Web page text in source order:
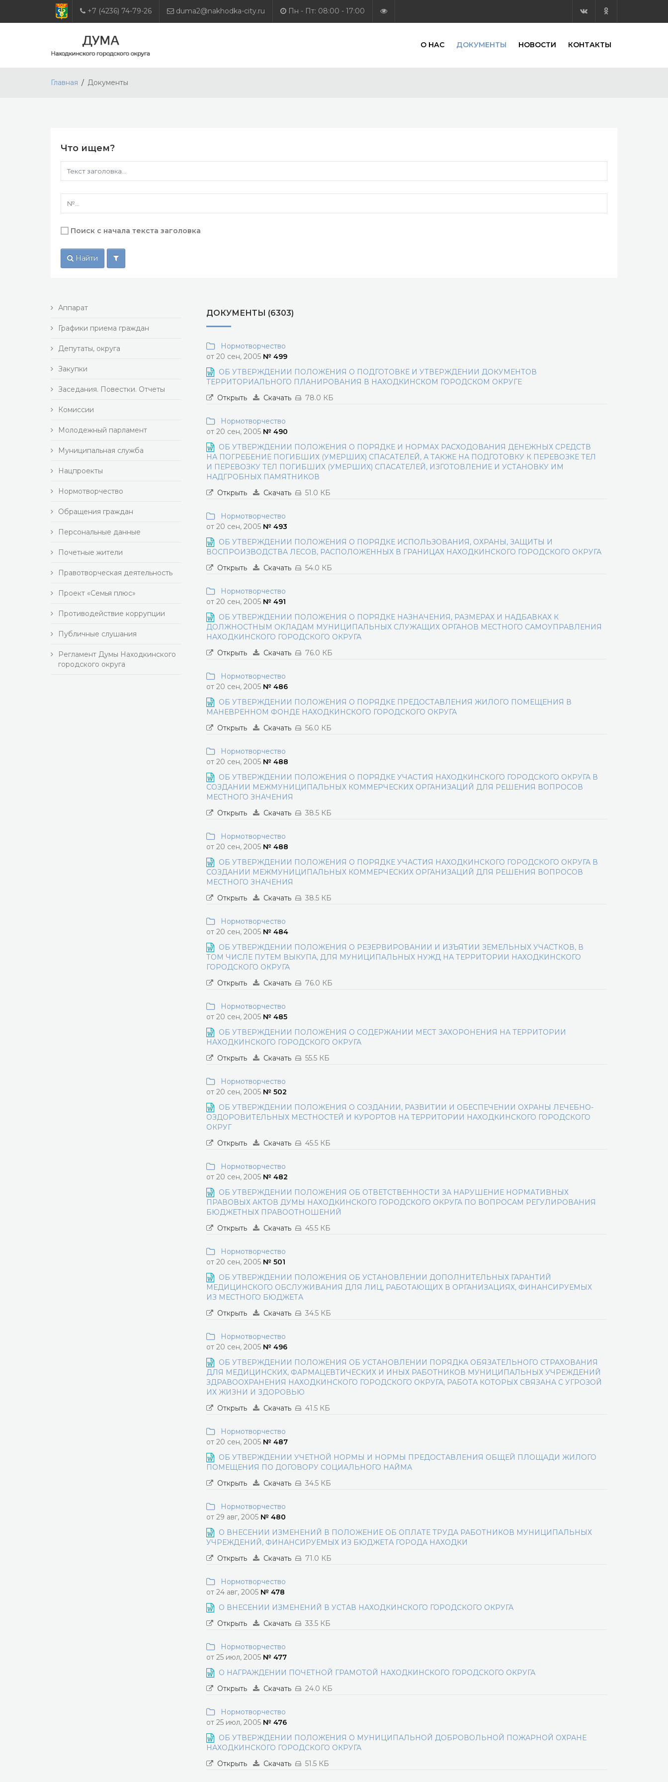
+7 (4236) 74-79-26 duma2@nakhodka-city.ru Пн - Пт: 08:00 - 17:00
О НАС ДОКУМЕНТЫ НОВОСТИ КОНТАКТЫ
Главная Документы
Что ищем?
Поиск с начала текста заголовка
Найти
Аппарат
Графики приема граждан
Депутаты, округа
Закупки
Заседания. Повестки. Отчеты
Комиссии
Молодежный парламент
Муниципальная служба
Нацпроекты
Нормотворчество
Обращения граждан
Персональные данные
Почетные жители
Правотворческая деятельность
Проект «Семья плюс»
Противодействие коррупции
Публичные слушания
Регламент Думы Находкинского
городского округа
ДОКУМЕНТЫ (6303)
Нормотворчество
от 20 сен, 2005 № 499
ОБ УТВЕРЖДЕНИИ ПОЛОЖЕНИЯ О ПОДГОТОВКЕ И УТВЕРЖДЕНИИ ДОКУМЕНТОВ
ТЕРРИТОРИАЛЬНОГО ПЛАНИРОВАНИЯ В НАХОДКИНСКОМ ГОРОДСКОМ ОКРУГЕ
Открыть
Скачать 78.0 КБ
Нормотворчество
от 20 сен, 2005 № 490
ОБ УТВЕРЖДЕНИИ ПОЛОЖЕНИЯ О ПОРЯДКЕ И НОРМАХ РАСХОДОВАНИЯ ДЕНЕЖНЫХ СРЕДСТВ
НА ПОГРЕБЕНИЕ ПОГИБШИХ (УМЕРШИХ) СПАСАТЕЛЕЙ, А ТАКЖЕ НА ПОДГОТОВКУ К ПЕРЕВОЗКЕ ТЕЛ
И ПЕРЕВОЗКУ ТЕЛ ПОГИБШИХ (УМЕРШИХ) СПАСАТЕЛЕЙ, ИЗГОТОВЛЕНИЕ И УСТАНОВКУ ИМ
НАДГРОБНЫХ ПАМЯТНИКОВ
Открыть
Скачать 51.0 КБ
Нормотворчество
от 20 сен, 2005 № 493
ОБ УТВЕРЖДЕНИИ ПОЛОЖЕНИЯ О ПОРЯДКЕ ИСПОЛЬЗОВАНИЯ, ОХРАНЫ, ЗАЩИТЫ И
ВОСПРОИЗВОДСТВА ЛЕСОВ, РАСПОЛОЖЕННЫХ В ГРАНИЦАХ НАХОДКИНСКОГО ГОРОДСКОГО ОКРУГА
Открыть
Скачать 54.0 КБ
Нормотворчество
от 20 сен, 2005 № 491
ОБ УТВЕРЖДЕНИИ ПОЛОЖЕНИЯ О ПОРЯДКЕ НАЗНАЧЕНИЯ, РАЗМЕРАХ И НАДБАВКАХ К
ДОЛЖНОСТНЫМ ОКЛАДАМ МУНИЦИПАЛЬНЫХ СЛУЖАЩИХ ОРГАНОВ МЕСТНОГО САМОУПРАВЛЕНИЯ
НАХОДКИНСКОГО ГОРОДСКОГО ОКРУГА
Открыть
Скачать 76.0 КБ
Нормотворчество
от 20 сен, 2005 № 486
ОБ УТВЕРЖДЕНИИ ПОЛОЖЕНИЯ О ПОРЯДКЕ ПРЕДОСТАВЛЕНИЯ ЖИЛОГО ПОМЕЩЕНИЯ В
МАНЕВРЕННОМ ФОНДЕ НАХОДКИНСКОГО ГОРОДСКОГО ОКРУГА
Открыть
Скачать 56.0 КБ
Нормотворчество
от 20 сен, 2005 № 488
ОБ УТВЕРЖДЕНИИ ПОЛОЖЕНИЯ О ПОРЯДКЕ УЧАСТИЯ НАХОДКИНСКОГО ГОРОДСКОГО ОКРУГА В
СОЗДАНИИ МЕЖМУНИЦИПАЛЬНЫХ КОММЕРЧЕСКИХ ОРГАНИЗАЦИЙ ДЛЯ РЕШЕНИЯ ВОПРОСОВ
МЕСТНОГО ЗНАЧЕНИЯ
Открыть
Скачать 38.5 КБ
Нормотворчество
от 20 сен, 2005 № 488
ОБ УТВЕРЖДЕНИИ ПОЛОЖЕНИЯ О ПОРЯДКЕ УЧАСТИЯ НАХОДКИНСКОГО ГОРОДСКОГО ОКРУГА В
СОЗДАНИИ МЕЖМУНИЦИПАЛЬНЫХ КОММЕРЧЕСКИХ ОРГАНИЗАЦИЙ ДЛЯ РЕШЕНИЯ ВОПРОСОВ
МЕСТНОГО ЗНАЧЕНИЯ
Открыть
Скачать 38.5 КБ
Нормотворчество
от 20 сен, 2005 № 484
ОБ УТВЕРЖДЕНИИ ПОЛОЖЕНИЯ О РЕЗЕРВИРОВАНИИ И ИЗЪЯТИИ ЗЕМЕЛЬНЫХ УЧАСТКОВ, В
ТОМ ЧИСЛЕ ПУТЕМ ВЫКУПА, ДЛЯ МУНИЦИПАЛЬНЫХ НУЖД НА ТЕРРИТОРИИ НАХОДКИНСКОГО
ГОРОДСКОГО ОКРУГА
Открыть
Скачать 76.0 КБ
Нормотворчество
от 20 сен, 2005 № 485
ОБ УТВЕРЖДЕНИИ ПОЛОЖЕНИЯ О СОДЕРЖАНИИ МЕСТ ЗАХОРОНЕНИЯ НА ТЕРРИТОРИИ
НАХОДКИНСКОГО ГОРОДСКОГО ОКРУГА
Открыть
Скачать 55.5 КБ
Нормотворчество
от 20 сен, 2005 № 502
ОБ УТВЕРЖДЕНИИ ПОЛОЖЕНИЯ О СОЗДАНИИ, РАЗВИТИИ И ОБЕСПЕЧЕНИИ ОХРАНЫ ЛЕЧЕБНО-
ОЗДОРОВИТЕЛЬНЫХ МЕСТНОСТЕЙ И КУРОРТОВ НА ТЕРРИТОРИИ НАХОДКИНСКОГО ГОРОДСКОГО
ОКРУГ
Открыть
Скачать 45.5 КБ
Нормотворчество
от 20 сен, 2005 № 482
ОБ УТВЕРЖДЕНИИ ПОЛОЖЕНИЯ ОБ ОТВЕТСТВЕННОСТИ ЗА НАРУШЕНИЕ НОРМАТИВНЫХ
ПРАВОВЫХ АКТОВ ДУМЫ НАХОДКИНСКОГО ГОРОДСКОГО ОКРУГА ПО ВОПРОСАМ РЕГУЛИРОВАНИЯ
БЮДЖЕТНЫХ ПРАВООТНОШЕНИЙ
Открыть
Скачать 45.5 КБ
Нормотворчество
от 20 сен, 2005 № 501
ОБ УТВЕРЖДЕНИИ ПОЛОЖЕНИЯ ОБ УСТАНОВЛЕНИИ ДОПОЛНИТЕЛЬНЫХ ГАРАНТИЙ
МЕДИЦИНСКОГО ОБСЛУЖИВАНИЯ ДЛЯ ЛИЦ, РАБОТАЮЩИХ В ОРГАНИЗАЦИЯХ, ФИНАНСИРУЕМЫХ
ИЗ МЕСТНОГО БЮДЖЕТА
Открыть
Скачать 34.5 КБ
Нормотворчество
от 20 сен, 2005 № 496
ОБ УТВЕРЖДЕНИИ ПОЛОЖЕНИЯ ОБ УСТАНОВЛЕНИИ ПОРЯДКА ОБЯЗАТЕЛЬНОГО СТРАХОВАНИЯ
ДЛЯ МЕДИЦИНСКИХ, ФАРМАЦЕВТИЧЕСКИХ И ИНЫХ РАБОТНИКОВ МУНИЦИПАЛЬНЫХ УЧРЕЖДЕНИЙ
ЗДРАВООХРАНЕНИЯ НАХОДКИНСКОГО ГОРОДСКОГО ОКРУГА, РАБОТА КОТОРЫХ СВЯЗАНА С УГРОЗОЙ
ИХ ЖИЗНИ И ЗДОРОВЬЮ
Открыть
Скачать 41.5 КБ
Нормотворчество
от 20 сен, 2005 № 487
ОБ УТВЕРЖДЕНИИ УЧЕТНОЙ НОРМЫ И НОРМЫ ПРЕДОСТАВЛЕНИЯ ОБЩЕЙ ПЛОЩАДИ ЖИЛОГО
ПОМЕЩЕНИЯ ПО ДОГОВОРУ СОЦИАЛЬНОГО НАЙМА
Открыть
Скачать 34.5 КБ
Нормотворчество
от 29 авг, 2005 № 480
О ВНЕСЕНИИ ИЗМЕНЕНИЙ В ПОЛОЖЕНИЕ ОБ ОПЛАТЕ ТРУДА РАБОТНИКОВ МУНИЦИПАЛЬНЫХ
УЧРЕЖДЕНИЙ, ФИНАНСИРУЕМЫХ ИЗ БЮДЖЕТА ГОРОДА НАХОДКИ
Открыть
Скачать 71.0 КБ
Нормотворчество
от 24 авг, 2005 № 478
О ВНЕСЕНИИ ИЗМЕНЕНИЙ В УСТАВ НАХОДКИНСКОГО ГОРОДСКОГО ОКРУГА
Открыть
Скачать 33.5 КБ
Нормотворчество
от 25 июл, 2005 № 477
О НАГРАЖДЕНИИ ПОЧЕТНОЙ ГРАМОТОЙ НАХОДКИНСКОГО ГОРОДСКОГО ОКРУГА
Открыть
Скачать 24.0 КБ
Нормотворчество
от 25 июл, 2005 № 476
ОБ УТВЕРЖДЕНИИ ПОЛОЖЕНИЯ О МУНИЦИПАЛЬНОЙ ДОБРОВОЛЬНОЙ ПОЖАРНОЙ ОХРАНЕ
НАХОДКИНСКОГО ГОРОДСКОГО ОКРУГА
Открыть
Скачать 51.5 КБ